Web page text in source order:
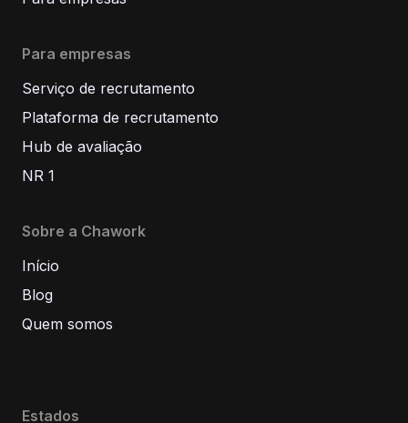
Para empresas
Serviço de recrutamento
Plataforma de recrutamento
Hub de avaliação
NR 1
Sobre a Chawork
Início
Blog
Quem somos
Estados